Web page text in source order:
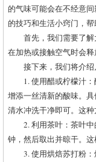
的气味可能会在不经意
的技巧和生活小窍门，帮
首先，我们需要了
在加热或接触空气时会
接下来，我们将介绍
1. 使用醋或柠檬汁
增添一丝清新的酸味。
清水冲洗干净即可。这种
2. 利用茶叶：茶叶
钟，然后取出并晾干。
3. 使用烘焙苏打粉